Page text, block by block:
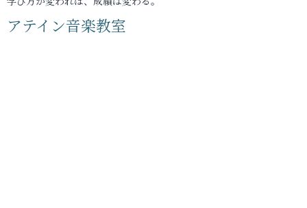
アテイン音楽教室